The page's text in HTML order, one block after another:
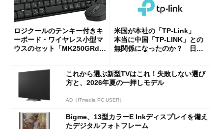
ロジクールのテンキー付きキ
ーボード・ワイヤレス小型マ
ウスのセット「MK250GRd」
米国が本社の「TP-Link」
本当に中国「TP-LINK」との
無関係になったのか？ 日本
これから選ぶ新型TVはこれ！失敗しない選び
方と、2026年夏の一押しモデル
AD（ITmedia PC USER）
Bigme、13型カラーE Inkディスプレイを備え
たデジタルフォトフレーム